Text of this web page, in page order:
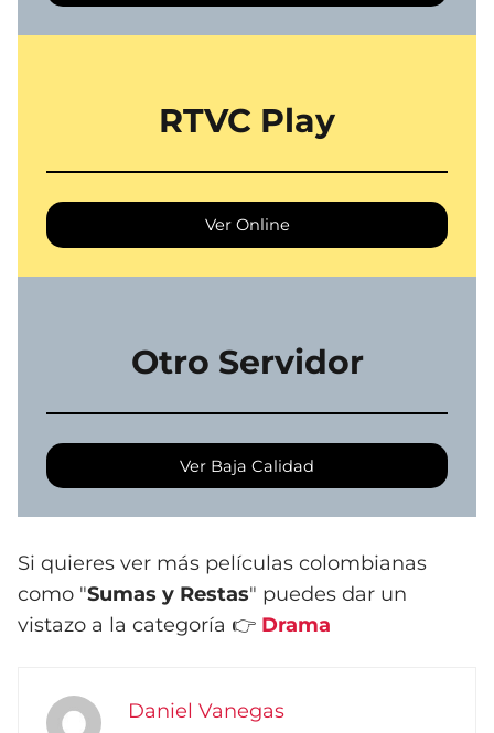
RTVC Play
Ver Online
Otro Servidor
Ver Baja Calidad
Si quieres ver más películas colombianas
como "Sumas y Restas" puedes dar un
vistazo a la categoría 👉 Drama
Daniel Vanegas